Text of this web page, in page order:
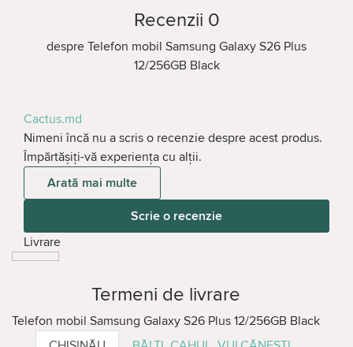
Recenzii 0
despre Telefon mobil Samsung Galaxy S26 Plus
12/256GB Black
Cactus.md
Nimeni încă nu a scris o recenzie despre acest produs.
Împărtășiți-vă experiența cu alții.
Arată mai multe
Scrie o recenzie
Livrare
Termeni de livrare
Telefon mobil Samsung Galaxy S26 Plus 12/256GB Black